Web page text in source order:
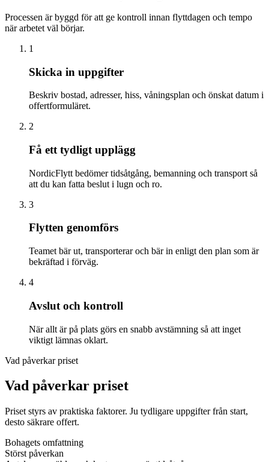
Processen är byggd för att ge kontroll innan flyttdagen och tempo
när arbetet väl börjar.
1
Skicka in uppgifter
Beskriv bostad, adresser, hiss, våningsplan och önskat datum i
offertformuläret.
2
Få ett tydligt upplägg
NordicFlytt bedömer tidsåtgång, bemanning och transport så
att du kan fatta beslut i lugn och ro.
3
Flytten genomförs
Teamet bär ut, transporterar och bär in enligt den plan som är
bekräftad i förväg.
4
Avslut och kontroll
När allt är på plats görs en snabb avstämning så att inget
viktigt lämnas oklart.
Vad påverkar priset
Vad påverkar priset
Priset styrs av praktiska faktorer. Ju tydligare uppgifter från start,
desto säkrare offert.
Bohagets omfattning
Störst påverkan